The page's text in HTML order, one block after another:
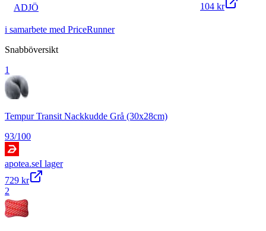
ADJÖ
104 kr
i samarbete med PriceRunner
Snabböversikt
1
Tempur Transit Nackkudde Grå (30x28cm)
93/100
apotea.seI lager
729 kr
2